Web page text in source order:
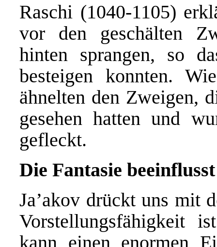
Raschi (1040-1105)
vor den geschälten
hinten sprangen, so
besteigen konnten.
ähnelten den Zweigen,
gesehen hatten und
gefleckt.
Die Fantasie beeinflusst
Ja’akov drückt uns mit
Vorstellungsfähigkeit
kann einen enormen